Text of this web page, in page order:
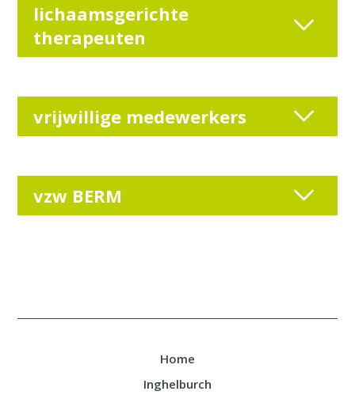
lichaamsgerichte
therapeuten
vrijwillige medewerkers
vzw BERM
Home
Inghelburch